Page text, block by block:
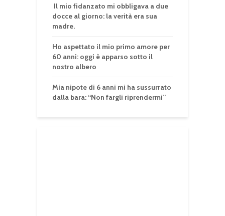
Il mio fidanzato mi obbligava a due
docce al giorno: la verità era sua
madre.
Ho aspettato il mio primo amore per
60 anni: oggi è apparso sotto il
nostro albero
Mia nipote di 6 anni mi ha sussurrato
dalla bara: “Non fargli riprendermi”